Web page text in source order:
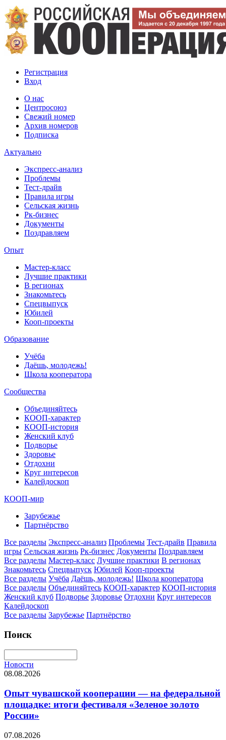
Регистрация
Вход
О нас
Центросоюз
Свежий номер
Архив номеров
Подписка
Актуально
Экспресс-анализ
Проблемы
Тест-драйв
Правила игры
Сельская жизнь
Рк-бизнес
Документы
Поздравляем
Опыт
Мастер-класс
Лучшие практики
В регионах
Знакомьтесь
Спецвыпуск
Юбилей
Кооп-проекты
Образование
Учёба
Даёшь, молодежь!
Школа кооператора
Сообщества
Объединяйтесь
КООП-характер
КООП-история
Женский клуб
Подворье
Здоровье
Отдохни
Круг интересов
Калейдоскоп
КООП-мир
Зарубежье
Партнёрство
Все разделы Экспресс-анализ Проблемы Тест-драйв Правила
игры Сельская жизнь Рк-бизнес Документы Поздравляем
Все разделы Мастер-класс Лучшие практики В регионах
Знакомьтесь Спецвыпуск Юбилей Кооп-проекты
Все разделы Учёба Даёшь, молодежь! Школа кооператора
Все разделы Объединяйтесь КООП-характер КООП-история
Женский клуб Подворье Здоровье Отдохни Круг интересов
Калейдоскоп
Все разделы Зарубежье Партнёрство
Поиск
Новости
08.08.2026
Опыт чувашской кооперации — на федеральной
площадке: итоги фестиваля «Зеленое золото
России»
07.08.2026